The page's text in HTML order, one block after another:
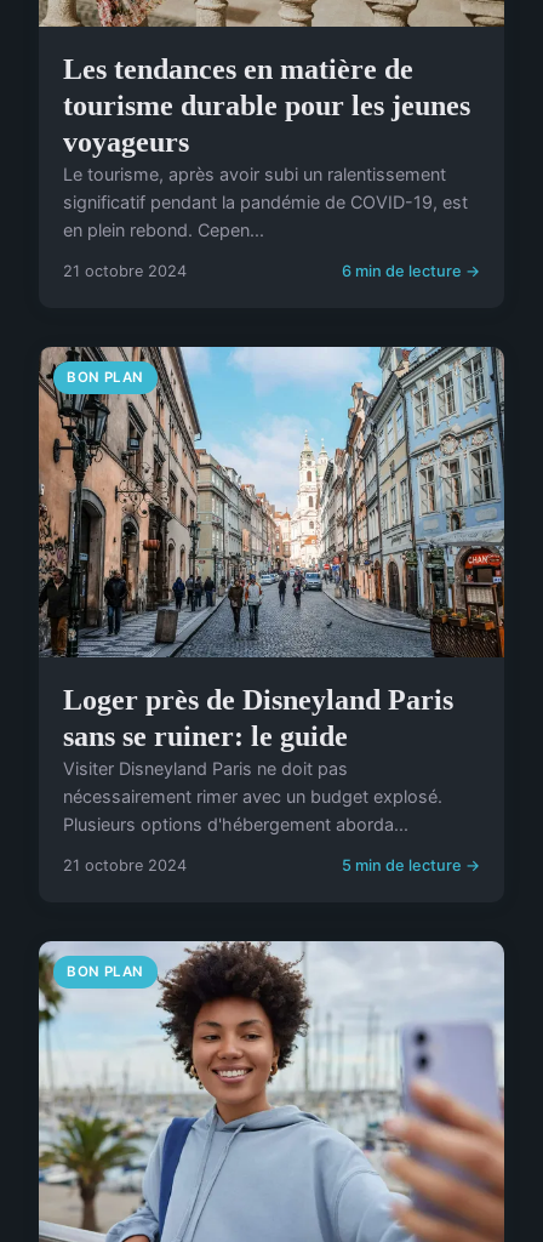
Les tendances en matière de
tourisme durable pour les jeunes
voyageurs
Le tourisme, après avoir subi un ralentissement
significatif pendant la pandémie de COVID-19, est
en plein rebond. Cepen...
21 octobre 2024 6 min de lecture →
BON PLAN
Loger près de Disneyland Paris
sans se ruiner: le guide
Visiter Disneyland Paris ne doit pas
nécessairement rimer avec un budget explosé.
Plusieurs options d'hébergement aborda...
21 octobre 2024 5 min de lecture →
BON PLAN